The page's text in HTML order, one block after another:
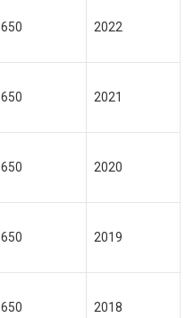
650 2022
650 2021
650 2020
650 2019
650 2018